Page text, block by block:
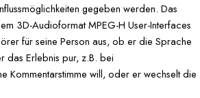
gegeben werden. Das
3D-Audioformat MPEG-H User-Interfaces
für seine Person aus, ob er die Sprache
das Erlebnis pur, z.B. bei
Kommentarstimme will, oder er wechselt die